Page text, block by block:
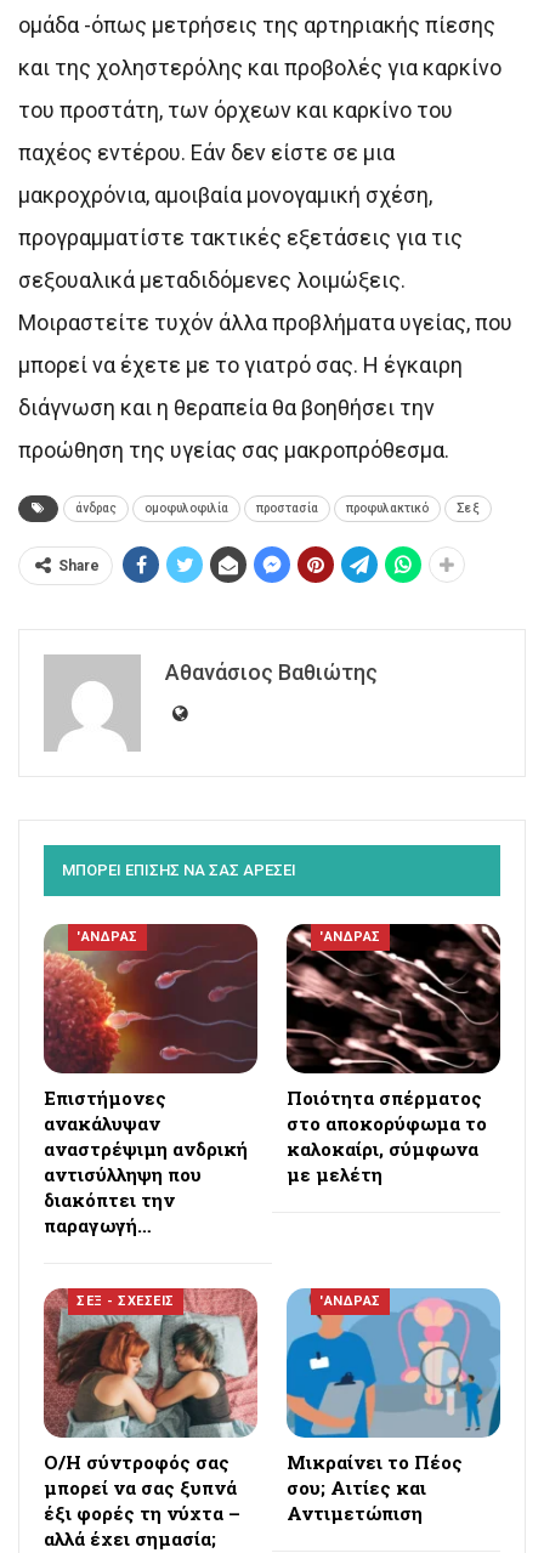
ομάδα -όπως μετρήσεις της αρτηριακής πίεσης
και της χοληστερόλης και προβολές για καρκίνο
του προστάτη, των όρχεων και καρκίνο του
παχέος εντέρου. Εάν δεν είστε σε μια
μακροχρόνια, αμοιβαία μονογαμική σχέση,
προγραμματίστε τακτικές εξετάσεις για τις
σεξουαλικά μεταδιδόμενες λοιμώξεις.
Μοιραστείτε τυχόν άλλα προβλήματα υγείας, που
μπορεί να έχετε με το γιατρό σας. Η έγκαιρη
διάγνωση και η θεραπεία θα βοηθήσει την
προώθηση της υγείας σας μακροπρόθεσμα.
άνδρας ομοφυλοφιλία προστασία προφυλακτικό Σεξ
Share
Αθανάσιος Βαθιώτης
ΜΠΟΡΕΙ ΕΠΙΣΗΣ ΝΑ ΣΑΣ ΑΡΕΣΕΙ
'ΑΝΔΡΑΣ
Επιστήμονες
ανακάλυψαν
αναστρέψιμη ανδρική
αντισύλληψη που
διακόπτει την
παραγωγή…
'ΑΝΔΡΑΣ
Ποιότητα σπέρματος
στο αποκορύφωμα το
καλοκαίρι, σύμφωνα
με μελέτη
ΣΕΞ - ΣΧΕΣΕΙΣ
Ο/Η σύντροφός σας
μπορεί να σας ξυπνά
έξι φορές τη νύχτα –
αλλά έχει σημασία;
'ΑΝΔΡΑΣ
Μικραίνει το Πέος
σου; Αιτίες και
Αντιμετώπιση